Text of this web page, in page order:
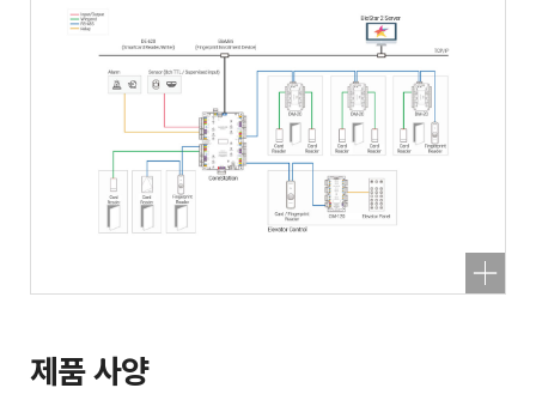
제품 사양